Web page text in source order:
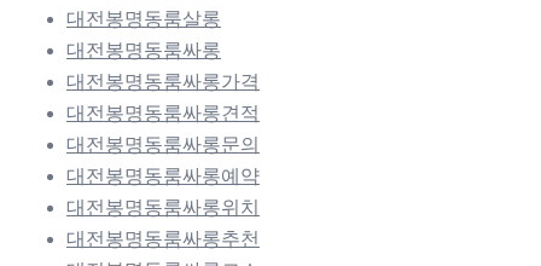
대전봉명동룸살롱
대전봉명동룸싸롱
대전봉명동룸싸롱가격
대전봉명동룸싸롱견적
대전봉명동룸싸롱문의
대전봉명동룸싸롱예약
대전봉명동룸싸롱위치
대전봉명동룸싸롱추천